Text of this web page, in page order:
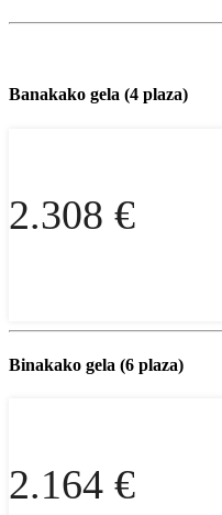
Banakako gela (4 plaza)
2.308 €
Binakako gela (6 plaza)
2.164 €